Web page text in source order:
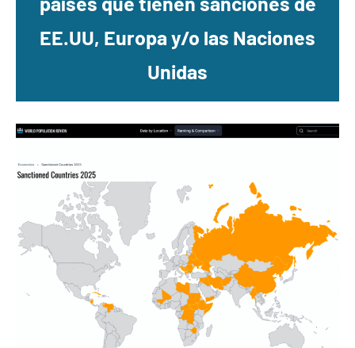
EE.UU, Europa y/o las Naciones
Unidas